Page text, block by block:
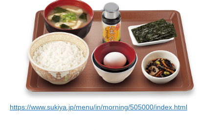
https://www.sukiya.jp/menu/in/morning/505000/index.html